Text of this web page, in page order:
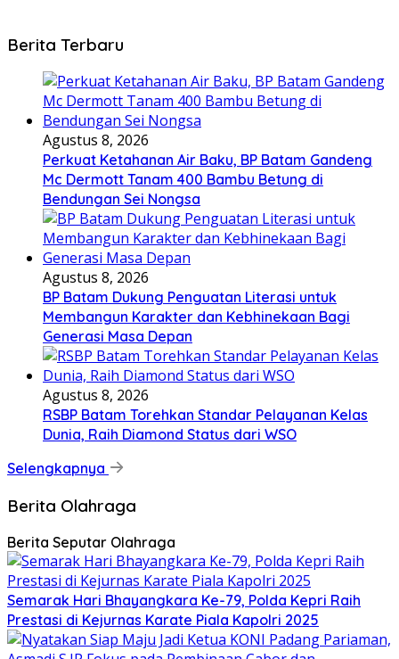
Berita Terbaru
Agustus 8, 2026
Perkuat Ketahanan Air Baku, BP Batam Gandeng
Mc Dermott Tanam 400 Bambu Betung di
Bendungan Sei Nongsa
Agustus 8, 2026
BP Batam Dukung Penguatan Literasi untuk
Membangun Karakter dan Kebhinekaan Bagi
Generasi Masa Depan
Agustus 8, 2026
RSBP Batam Torehkan Standar Pelayanan Kelas
Dunia, Raih Diamond Status dari WSO
Selengkapnya
Berita Olahraga
Berita Seputar Olahraga
Semarak Hari Bhayangkara Ke-79, Polda Kepri Raih
Prestasi di Kejurnas Karate Piala Kapolri 2025